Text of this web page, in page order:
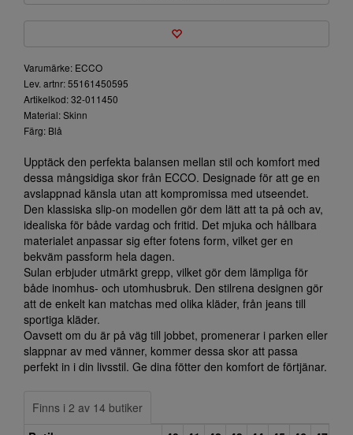
Varumärke: ECCO
Lev. artnr: 55161450595
Artikelkod: 32-011450
Material: Skinn
Färg: Blå
Upptäck den perfekta balansen mellan stil och komfort med
dessa mångsidiga skor från ECCO. Designade för att ge en
avslappnad känsla utan att kompromissa med utseendet.
Den klassiska slip-on modellen gör dem lätt att ta på och av,
idealiska för både vardag och fritid. Det mjuka och hållbara
materialet anpassar sig efter fotens form, vilket ger en
bekväm passform hela dagen.
Sulan erbjuder utmärkt grepp, vilket gör dem lämpliga för
både inomhus- och utomhusbruk. Den stilrena designen gör
att de enkelt kan matchas med olika kläder, från jeans till
sportiga kläder.
Oavsett om du är på väg till jobbet, promenerar i parken eller
slappnar av med vänner, kommer dessa skor att passa
perfekt in i din livsstil. Ge dina fötter den komfort de förtjänar.
Finns i 2 av 14 butiker